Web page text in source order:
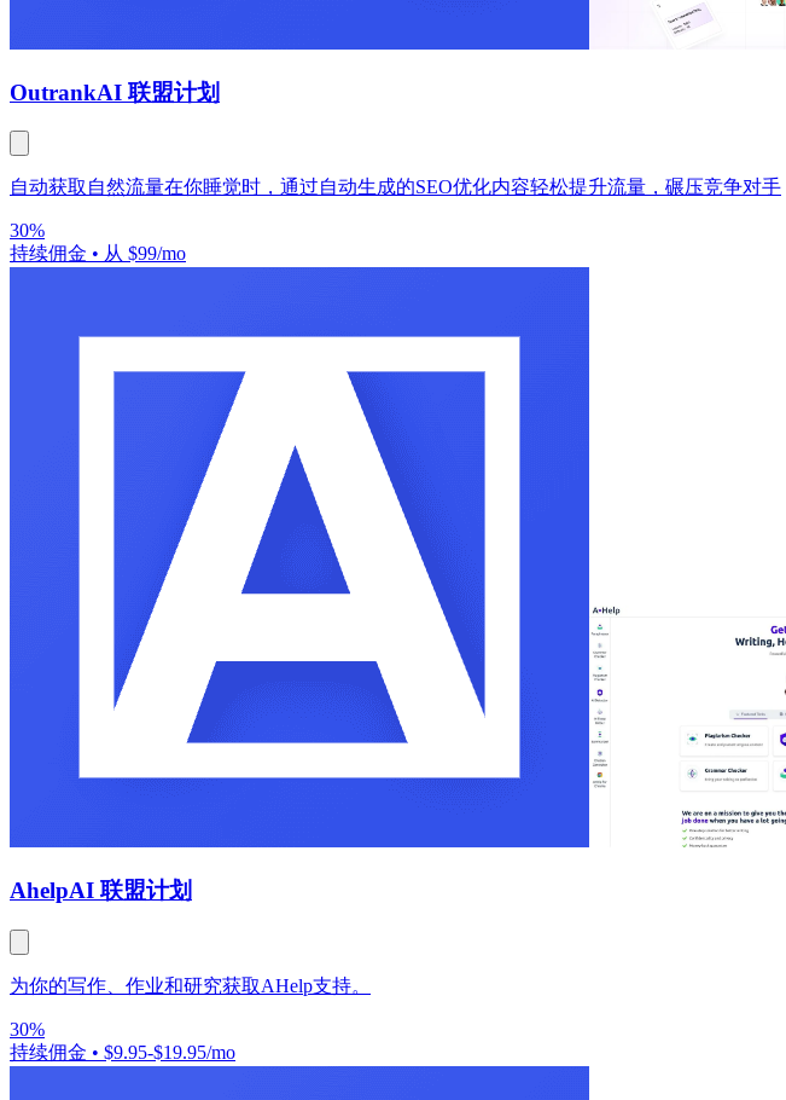
OutrankAI 联盟计划
自动获取自然流量在你睡觉时，通过自动生成的SEO优化内容轻松提升流量，碾压竞争对手
30%
持续佣金 • 从 $99/mo
AhelpAI 联盟计划
为你的写作、作业和研究获取AHelp支持。
30%
持续佣金 • $9.95-$19.95/mo